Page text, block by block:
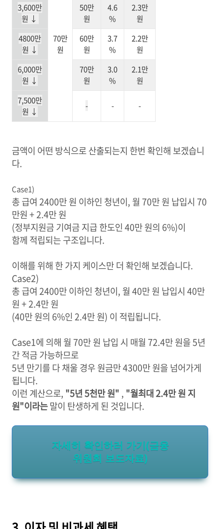
70만
원
3,600만
원 ↓
50만
원
4.6
%
2.3만
원
4800만
원 ↓
60만
원
3.7
%
2.2만
원
6,000만
원 ↓
70만
원
3.0
%
2.1만
원
7,500만
원 ↓
- - -
금액이 어떤 방식으로 산출되는지 한번 확인해 보겠습니
다.
Case1)
총 급여 2400만 원 이하인 청년이, 월 70만 원 납입시 70
만원 + 2.4만 원
(정부지원금 기여금 지급 한도인 40만 원의 6%)이
함께 적립되는 구조입니다.
이해를 위해 한 가지 케이스만 더 확인해 보겠습니다.
Case2)
총 급여 2400만 이하인 청년이, 월 40만 원 납입시 40만
원 + 2.4만 원
(40만 원의 6%인 2.4만 원) 이 적립됩니다.
Case1에 의해 월 70만 원 납입 시 매월 72.4만 원을 5년
간 적금 가능하므로
5년 만기를 다 채울 경우 원금만 4300만 원을 넘어가게
됩니다.
이런 계산으로, "5년 5천만 원" , "월최대 2.4만 원 지
원"이라는말이 탄생하게 된 것입니다.
자세히 확인하러 가기(금융
위원회 보도자료)